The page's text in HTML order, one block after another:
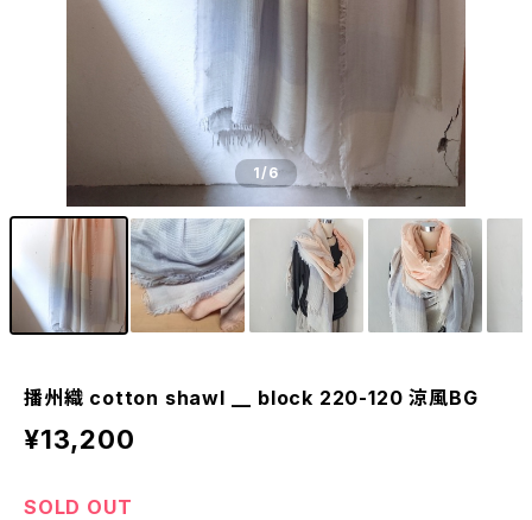
1/6
播州織 cotton shawl __ block 220-120 涼風BG
¥13,200
SOLD OUT